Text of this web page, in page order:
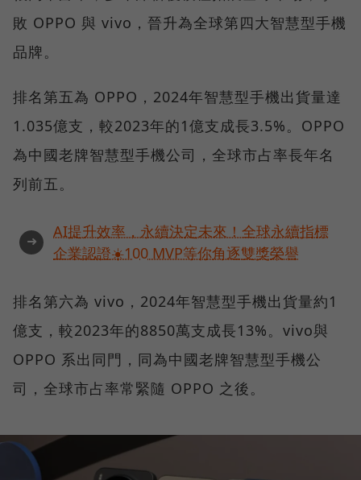
敗 OPPO 與 vivo，晉升為全球第四大智慧型手機
品牌。
排名第五為 OPPO，2024年智慧型手機出貨量達
1.035億支，較2023年的1億支成長3.5%。OPPO
為中國老牌智慧型手機公司，全球市占率長年名
列前五。
➜
AI提升效率，永續決定未來！全球永續指標
企業認證☀️100 MVP等你角逐雙獎榮譽
排名第六為 vivo，2024年智慧型手機出貨量約1
億支，較2023年的8850萬支成長13%。vivo與
OPPO 系出同門，同為中國老牌智慧型手機公
司，全球市占率常緊隨 OPPO 之後。